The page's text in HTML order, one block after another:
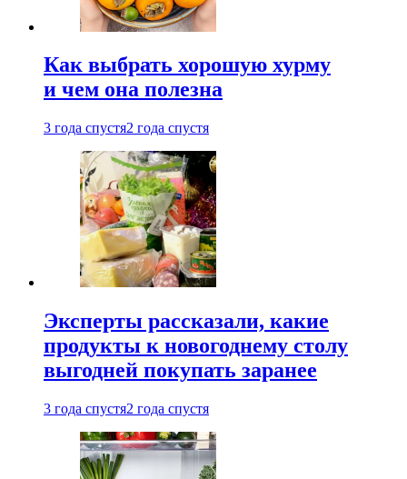
Как выбрать хорошую хурму
и чем она полезна
3 года спустя2 года спустя
Эксперты рассказали, какие
продукты к новогоднему столу
выгодней покупать заранее
3 года спустя2 года спустя